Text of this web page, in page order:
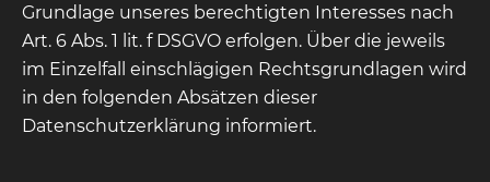
Grundlage unseres berechtigten Interesses nach
Art. 6 Abs. 1 lit. f DSGVO erfolgen. Über die jeweils
im Einzelfall einschlägigen Rechtsgrundlagen wird
in den folgenden Absätzen dieser
Datenschutzerklärung informiert.